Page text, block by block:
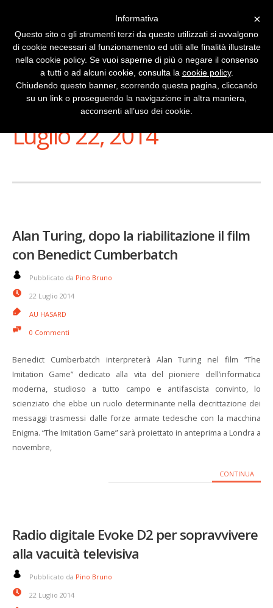
Stai Visualizzando
Luglio 22, 2014
Alan Turing, dopo la riabilitazione il film
con Benedict Cumberbatch
Pubblicato da Pino Bruno
22 Luglio 2014
AU HASARD
0 Commenti
Benedict Cumberbatch interpreterà Alan Turing nel film “The
Imitation Game” dedicato alla vita del pioniere dell’informatica
moderna, studioso a tutto campo e antifascista convinto, lo
scienziato che ebbe un ruolo determinante nella decrittazione dei
messaggi trasmessi dalle forze armate tedesche con la macchina
Enigma. “The Imitation Game” sarà proiettato in anteprima a Londra a
novembre,
CONTINUA
Radio digitale Evoke D2 per sopravvivere
alla vacuità televisiva
Pubblicato da Pino Bruno
22 Luglio 2014
×
Informativa
Questo sito o gli strumenti terzi da questo utilizzati si avvalgono
di cookie necessari al funzionamento ed utili alle finalità illustrate
nella cookie policy. Se vuoi saperne di più o negare il consenso
a tutti o ad alcuni cookie, consulta la cookie policy.
Chiudendo questo banner, scorrendo questa pagina, cliccando
su un link o proseguendo la navigazione in altra maniera,
acconsenti all’uso dei cookie.